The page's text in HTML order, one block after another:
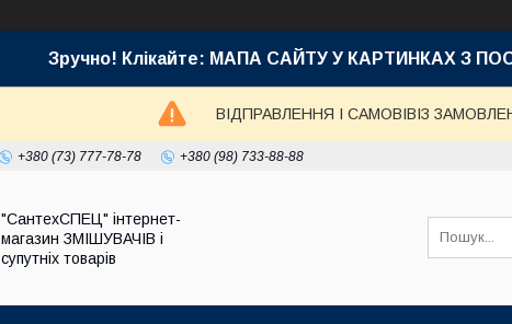
Зручно! Клікайте: МАПА САЙТУ У КАРТИНКАХ З
ВІДПРАВЛЕННЯ І САМОВІВІЗ
+380 (73) 777-78-78 +380 (98) 733-88-88
"СантехСПЕЦ" інтернет-
магазин ЗМІШУВАЧІВ і
супутніх товарів